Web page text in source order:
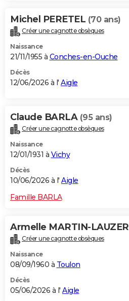
Michel PERETEL (70 ans)
Créer une cagnotte obsèques
Naissance
21/11/1955 à Conches-en-Ouche
Décès
12/06/2026 à l' Aigle
Claude BARLA (95 ans)
Créer une cagnotte obsèques
Naissance
12/01/1931 à Vichy
Décès
10/06/2026 à l' Aigle
Famille BARLA
Armelle MARTIN-LAUZER
Créer une cagnotte obsèques
Naissance
08/09/1960 à Toulon
Décès
05/06/2026 à l' Aigle